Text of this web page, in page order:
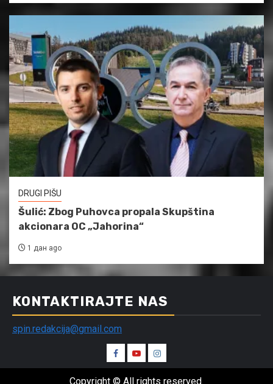
DRUGI PIŠU
Šulić: Zbog Puhovca propala Skupština
akcionara OC „Jahorina“
1 дан ago
KONTAKTIRAJTE NAS
spin.redakcija@gmail.com
Spin
Facebook
Spin
Youtube
Spin
Instagram
Copyright © All rights reserved.